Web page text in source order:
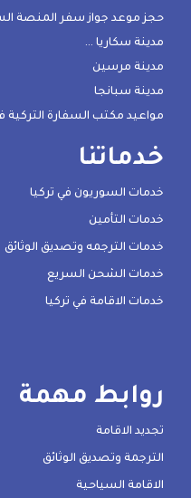
حجز موعد جواز سفر المنصة
مدينة سكاريا …
مدينة مرسين
مدينة سبانجا
مواعيد مكتب السفارة التركية
خدماتنا
خدمات السوريون في تركيا
خدمات التأمين
خدمات الترجمه وتصديق الوثائق
خدمات الشحن السريع
خدمات الاقامة في تركيا
روابط مهمة
تجديد الاقامة
الترجمة وتصديق الوثائق
الاقامة السياحية